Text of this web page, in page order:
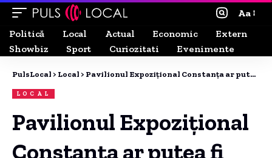
Aa
Politică
Local Actual Economic
Extern
Showbiz
Sport Curiozitati Evenimente
PulsLocal > Local > Pavilionul Expozițional Constanța ar putea fi demolat, iar CJC pregătește o structură provizorie.
LOCAL
Pavilionul Expozițional
Constanța ar putea fi